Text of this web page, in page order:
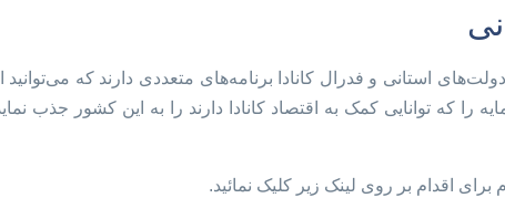
استانی و فدرال کانادا برنامه‌های متعددی دارند که می‌توانید
که توانایی کمک به اقتصاد کانادا دارند را به این کشور جذب
اقدام بر روی لینک زیر کلیک نمائید.